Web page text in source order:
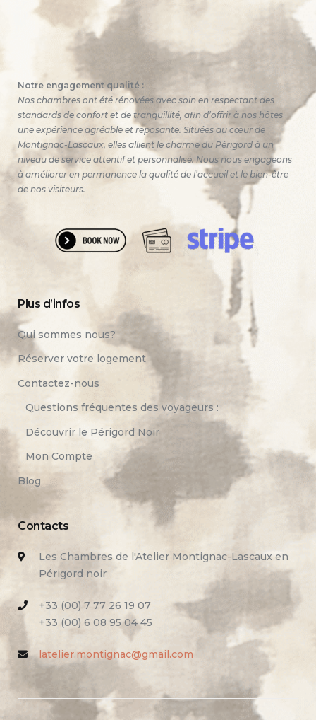
Notre engagement qualité :
Nos chambres ont été rénovées avec soin en respectant des
standards de confort et de tranquillité, afin d’offrir à nos hôtes
une expérience agréable et reposante. Situées au cœur de
Montignac-Lascaux, elles allient le charme du Périgord à un
niveau de service attentif et personnalisé. Nous nous engageons
à améliorer en permanence la qualité de l’accueil et le bien-être
de nos visiteurs.
Plus d’infos
Qui sommes nous?
Réserver votre logement
Contactez-nous
Questions fréquentes des voyageurs :
Découvrir le Périgord Noir
Mon Compte
Blog
Contacts
Les Chambres de l'Atelier Montignac-Lascaux en
Périgord noir
+33 (00) 7 77 26 19 07
+33 (00) 6 08 95 04 45
latelier.montignac@gmail.com